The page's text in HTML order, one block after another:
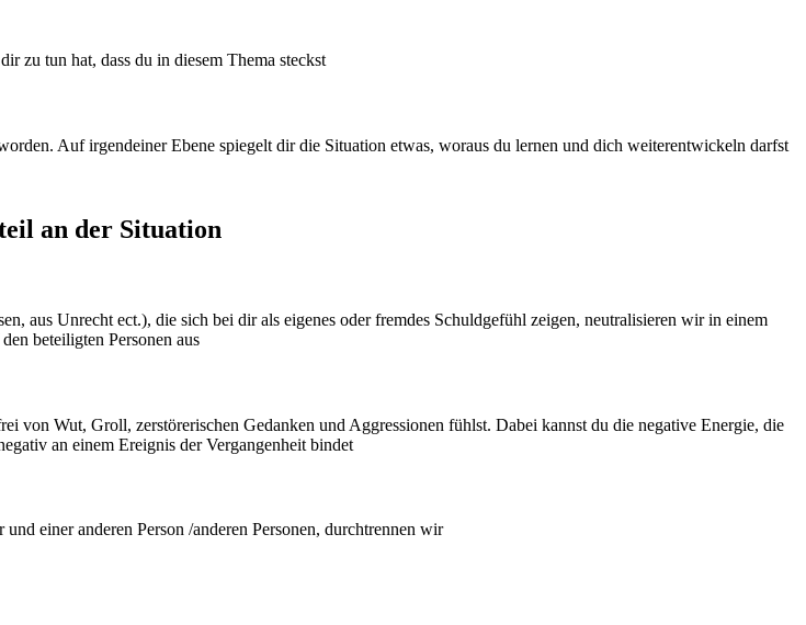
zu tun hat, dass du in diesem Thema steckst
Auf irgendeiner Ebene spiegelt dir die Situation etwas, woraus du lernen und dich weiterentwickeln darfst
an der Situation
aus Unrecht ect.), die sich bei dir als eigenes oder fremdes Schuldgefühl zeigen, neutralisieren wir in einem
beteiligten Personen aus
von Wut, Groll, zerstörerischen Gedanken und Aggressionen fühlst. Dabei kannst du die negative Energie, die
an einem Ereignis der Vergangenheit bindet
einer anderen Person /anderen Personen, durchtrennen wir